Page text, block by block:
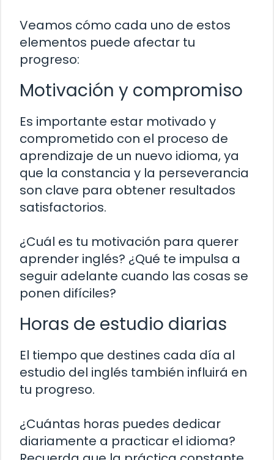
Veamos cómo cada uno de estos
elementos puede afectar tu
progreso:
Motivación y compromiso
Es importante estar motivado y
comprometido con el proceso de
aprendizaje de un nuevo idioma, ya
que la constancia y la perseverancia
son clave para obtener resultados
satisfactorios.
¿Cuál es tu motivación para querer
aprender inglés? ¿Qué te impulsa a
seguir adelante cuando las cosas se
ponen difíciles?
Horas de estudio diarias
El tiempo que destines cada día al
estudio del inglés también influirá en
tu progreso.
¿Cuántas horas puedes dedicar
diariamente a practicar el idioma?